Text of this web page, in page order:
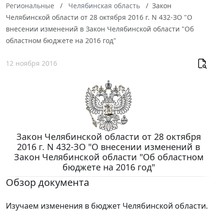
Региональные
Челябинская область
Закон
Челябинской области от 28 октября 2016 г. N 432-ЗО "О
внесении изменений в Закон Челябинской области "Об
областном бюджете на 2016 год"
12 ноября 2016
Закон Челябинской области от 28 октября
2016 г. N 432-ЗО "О внесении изменений в
Закон Челябинской области "Об областном
бюджете на 2016 год"
Обзор документа
Изучаем изменения в бюджет Челябинской области.